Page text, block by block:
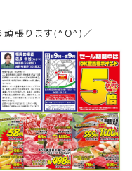
頑張ります(^O^)／